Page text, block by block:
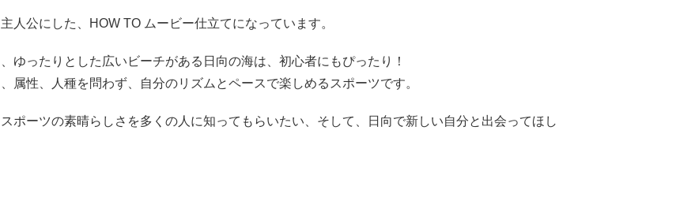
人公にした、HOW TO ムービー仕立てになっています。
ゆったりとした広いビーチがある日向の海は、初心者にもぴったり！
属性、人種を問わず、自分のリズムとペースで楽しめるスポーツです。
ポーツの素晴らしさを多くの人に知ってもらいたい、そして、日向で新しい自分と出会ってほし